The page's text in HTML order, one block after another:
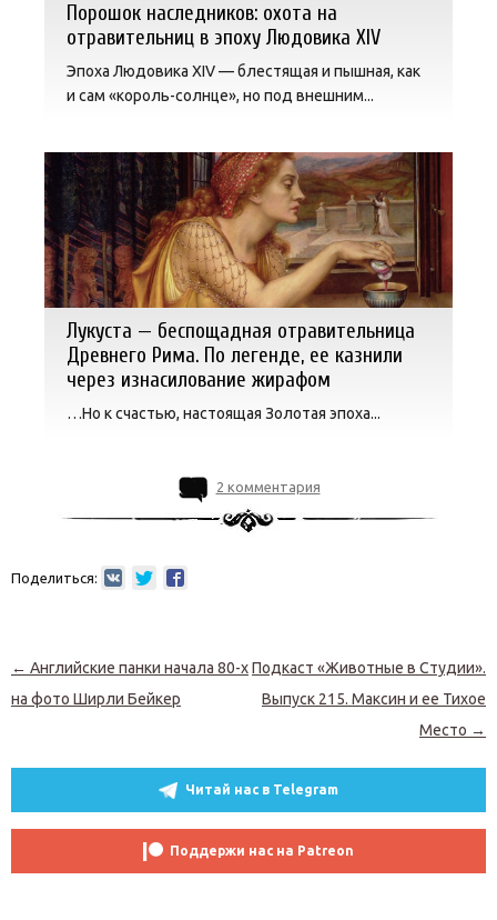
Порошок наследников: охота на
отравительниц в эпоху Людовика XIV
Эпоха Людовика XIV — блестящая и пышная, как
и сам «король-солнце», но под внешним...
Лукуста — беспощадная отравительница
Древнего Рима. По легенде, ее казнили
через изнасилование жирафом
…Но к счастью, настоящая Золотая эпоха...
2 комментария
Поделиться:
Навигация по записям
← Английские панки начала 80-х
на фото Ширли Бейкер
Подкаст «Животные в Студии».
Выпуск 215. Максин и ее Тихое
Место →
Читай нас в Telegram
Поддержи нас на Patreon